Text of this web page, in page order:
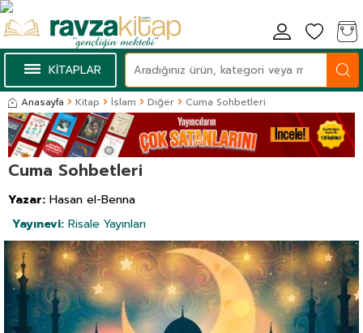
KİTAPLAR
Anasayfa Kitap İslam Diğer Cuma Sohbetleri
Cuma Sohbetleri
Yazar: Hasan el-Benna
Yayınevi: Risale Yayınları